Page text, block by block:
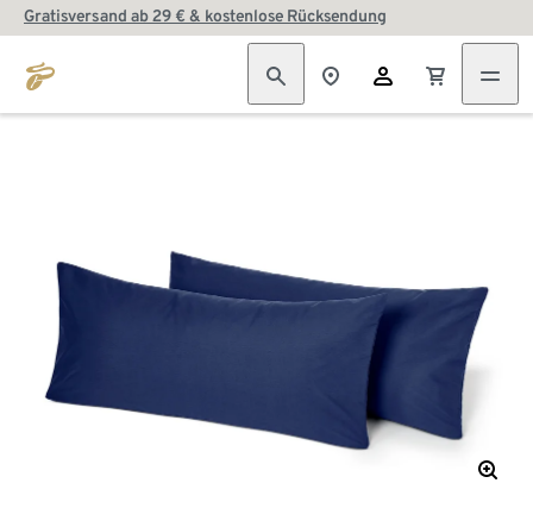
Gratisversand ab 29 € & kostenlose Rücksendung